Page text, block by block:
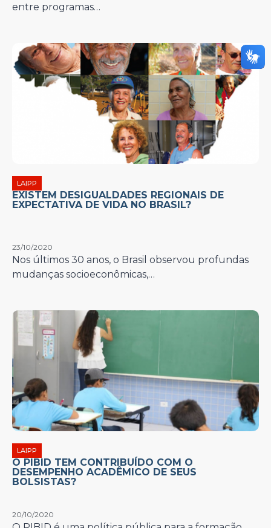
entre programas…
LAIPP
EXISTEM DESIGUALDADES REGIONAIS DE
EXPECTATIVA DE VIDA NO BRASIL?
23/10/2020
Nos últimos 30 anos, o Brasil observou profundas
mudanças socioeconômicas,…
LAIPP
O PIBID TEM CONTRIBUÍDO COM O
DESEMPENHO ACADÊMICO DE SEUS
BOLSISTAS?
20/10/2020